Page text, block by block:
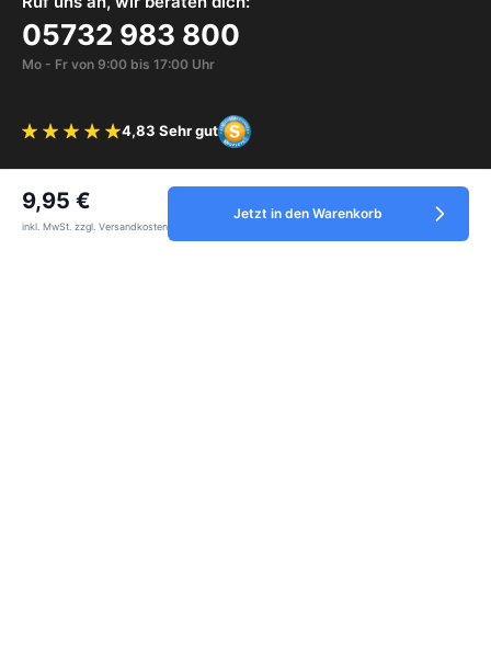
9,95 €
inkl. MwSt. zzgl. Versandkosten
Jetzt in den Warenkorb
05732 983 800
Mo - Fr von 9:00 bis 17:00 Uhr
Bewertung 4.83 von 5 Sternen
4,83 Sehr gut
Vertrag widerrufen